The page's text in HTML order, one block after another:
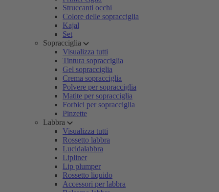
Struccanti occhi
Colore delle sopracciglia
Kajal
Set
Sopracciglia
Visualizza tutti
Tintura sopracciglia
Gel sopracciglia
Crema sopracciglia
Polvere per sopracciglia
Matite per sopracciglia
Forbici per sopracciglia
Pinzette
Labbra
Visualizza tutti
Rossetto labbra
Lucidalabbra
Lipliner
Lip plumper
Rossetto liquido
Accessori per labbra